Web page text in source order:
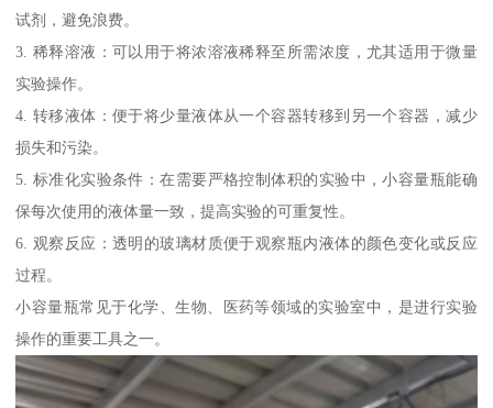
试剂，避免浪费。
3. 稀释溶液：可以用于将浓溶液稀释至所需浓度，尤其适用于微量
实验操作。
4. 转移液体：便于将少量液体从一个容器转移到另一个容器，减少
损失和污染。
5. 标准化实验条件：在需要严格控制体积的实验中，小容量瓶能确
保每次使用的液体量一致，提高实验的可重复性。
6. 观察反应：透明的玻璃材质便于观察瓶内液体的颜色变化或反应
过程。
小容量瓶常见于化学、生物、医药等领域的实验室中，是进行实验
操作的重要工具之一。